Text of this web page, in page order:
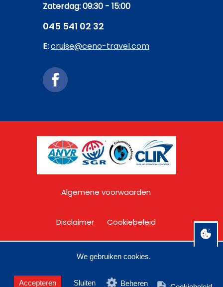
Zaterdag: 09:30 - 15:00
045 541 02 32
E:cruise@ceno-travel.com
Algemene voorwaarden
Disclaimer Cookiebeleid
Privacy Over C&O Travel
We gebruiken cookies.
Accepteren Sluiten Beheren